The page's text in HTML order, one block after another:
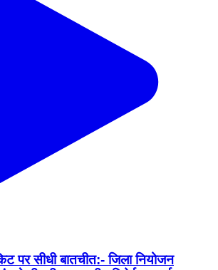
पर सीधी बातचीत:- जिला नियोजन